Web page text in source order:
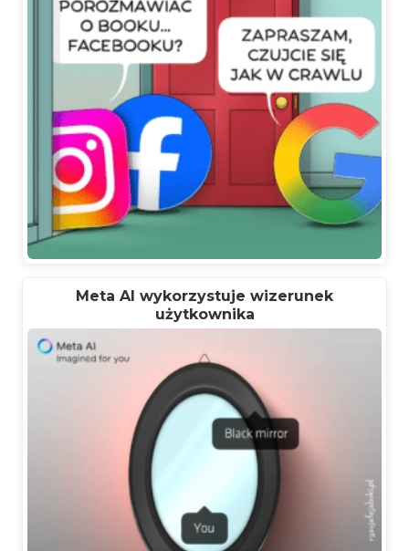
Meta AI wykorzystuje wizerunek
użytkownika